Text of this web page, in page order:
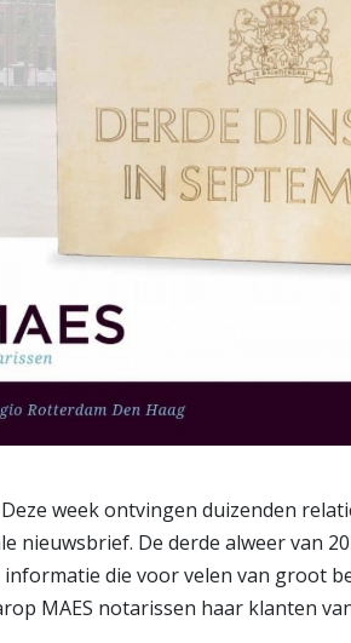
Deze week ontvingen duizenden
nieuwsbrief. De derde alweer van
die voor velen van groot
MAES notarissen haar klanten